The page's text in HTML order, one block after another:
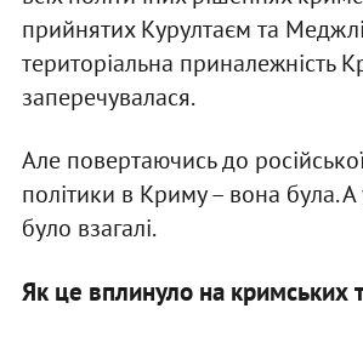
прийнятих Курултаєм та
територіальна приналежність
заперечувалася.
Але повертаючись до
політики в Криму – вона була. А
було взагалі.
Як це вплинуло на кримських